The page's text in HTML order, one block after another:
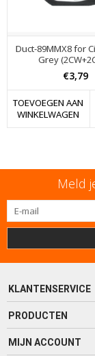
Duct-89MMX8 for
Grey
€3,79
TOEVOEGEN AAN
WINKELWAGEN
Meld
KLANTENSERVICE
PRODUCTEN
MIJN ACCOUNT